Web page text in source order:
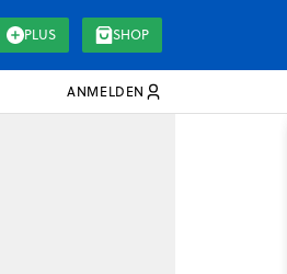
PLUS SHOP
ANMELDEN